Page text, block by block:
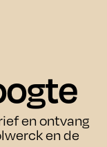
en ontvang
en de
donderdag t/m